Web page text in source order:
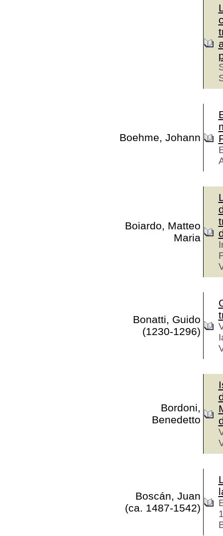
Boehme, Johann
Boiardo, Matteo
Maria
Bonatti, Guido
(1230-1296)
Bordoni,
Benedetto
Boscán, Juan
(ca. 1487-1542)